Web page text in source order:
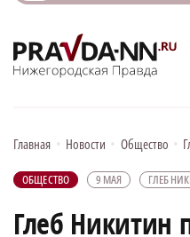
Главная • Новости • Общество •
ОБЩЕСТВО 9 МАЯ ГЛЕБ
Глеб Никитин